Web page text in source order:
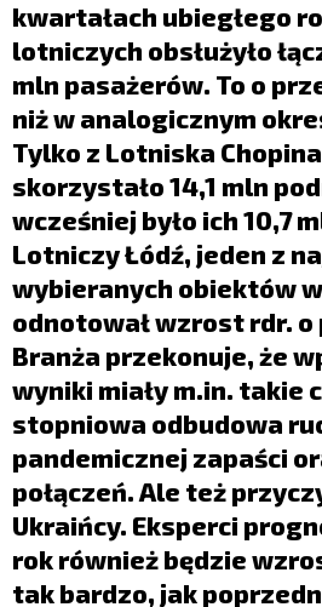
OPINIE I KOMENTARZE
kwartałach ubiegłego
lotniczych obsłużyło
mln pasażerów. To o
niż w analogicznym
Tylko z Lotniska
skorzystało 14,1 mln
wcześniej było ich 10,7
Lotniczy Łódź, jeden z
wybieranych obiektów
odnotował wzrost rdr. o
Branża przekonuje, że
wyniki miały m.in. takie
stopniowa odbudowa
pandemicznej zapaści
połączeń. Ale też
Ukraińcy. Eksperci
rok również będzie
tak bardzo, jak